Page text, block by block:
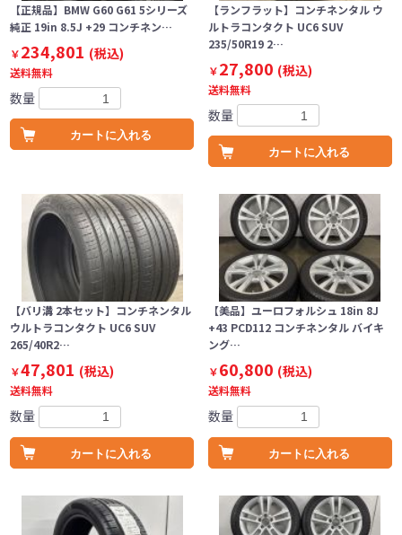
【正規品】BMW G60 G61 5シリーズ
純正 19in 8.5J +29 コンチネン…
￥234,801 (税込)
送料無料
数量
カートに入れる
【ランフラット】コンチネンタル ウ
ルトラコンタクト UC6 SUV
235/50R19 2…
￥27,800 (税込)
送料無料
数量
カートに入れる
【バリ溝 2本セット】コンチネンタル
ウルトラコンタクト UC6 SUV
265/40R2…
￥47,801 (税込)
送料無料
数量
カートに入れる
【美品】ユーロフォルシュ 18in 8J
+43 PCD112 コンチネンタル バイキ
ング…
￥60,800 (税込)
送料無料
数量
カートに入れる